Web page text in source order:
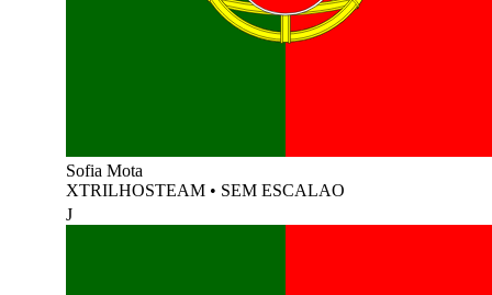
Sofia Mota
XTRILHOSTEAM • SEM ESCALAO
J